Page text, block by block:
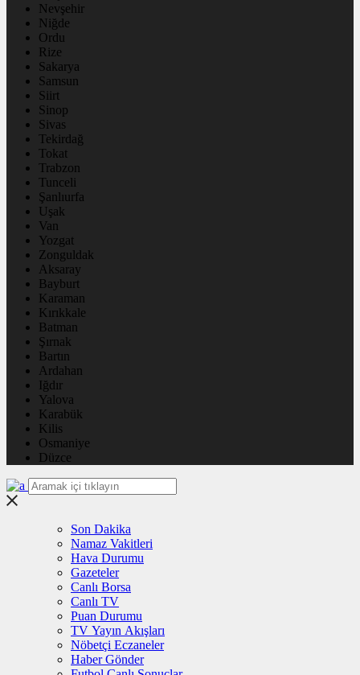
Nevşehir
Niğde
Ordu
Rize
Sakarya
Samsun
Siirt
Sinop
Sivas
Tekirdağ
Tokat
Trabzon
Tunceli
Şanlıurfa
Uşak
Van
Yozgat
Zonguldak
Aksaray
Bayburt
Karaman
Kırıkkale
Batman
Şırnak
Bartın
Ardahan
Iğdır
Yalova
Karabük
Kilis
Osmaniye
Düzce
Son Dakika
Namaz Vakitleri
Hava Durumu
Gazeteler
Canlı Borsa
Canlı TV
Puan Durumu
TV Yayın Akışları
Nöbetçi Eczaneler
Haber Gönder